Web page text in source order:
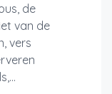
de
van de
vers